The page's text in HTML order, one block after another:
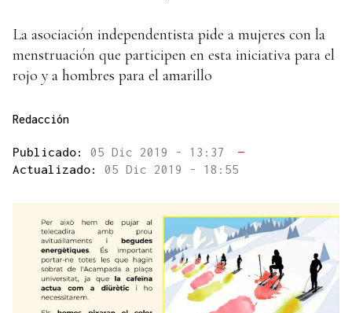
La asociación independentista pide a mujeres con la
menstruación que participen en esta iniciativa para el
rojo y a hombres para el amarillo
Redacción
Publicado: 05 Dic 2019 - 13:37
—
Actualizado: 05 Dic 2019 - 18:55